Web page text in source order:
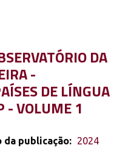
DA
-
DE LÍNGUA
- VOLUME 1
da publicação: 2024